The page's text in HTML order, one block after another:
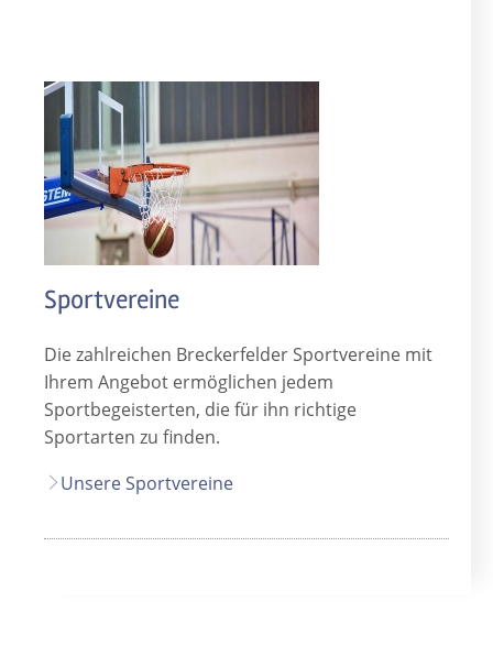
Sportvereine
Die zahlreichen Breckerfelder Sportvereine mit
Ihrem Angebot ermöglichen jedem
Sportbegeisterten, die für ihn richtige
Sportarten zu finden.
Unsere Sportvereine